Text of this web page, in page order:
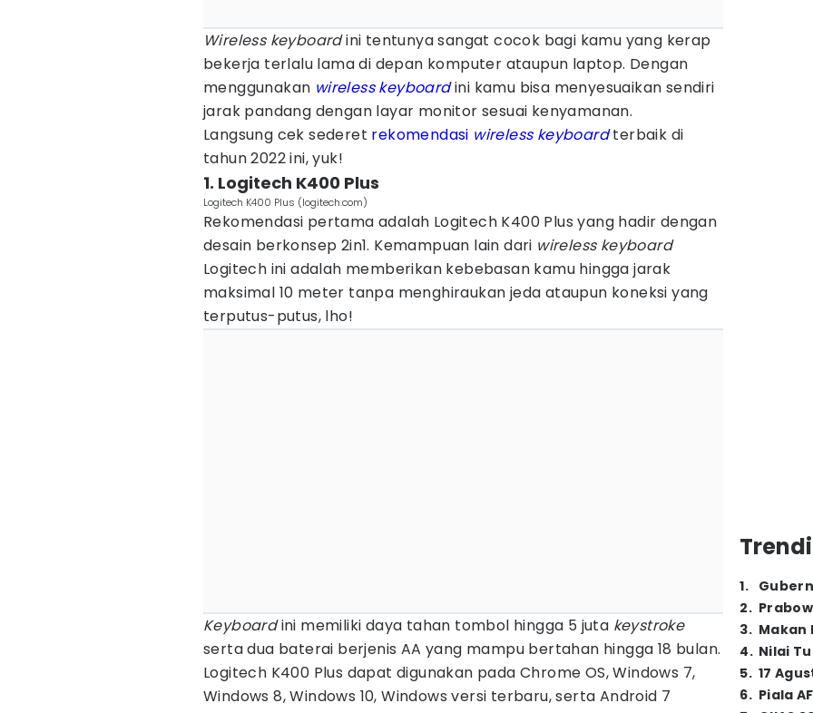
Wireless keyboardini tentunya sangat cocok bagi kamu yang kerap
bekerja terlalu lama di depan komputer ataupun laptop. Dengan
menggunakan wireless keyboardini kamu bisa menyesuaikan sendiri
jarak pandang dengan layar monitor sesuai kenyamanan.
Langsung cek sederet rekomendasi wireless keyboardterbaik di
tahun 2022 ini, yuk!
1. Logitech K400 Plus
Logitech K400 Plus (logitech.com)
Rekomendasi pertama adalah Logitech K400 Plus yang hadir dengan
desain berkonsep 2in1. Kemampuan lain dari wireless keyboard
Logitech ini adalah memberikan kebebasan kamu hingga jarak
maksimal 10 meter tanpa menghiraukan jeda ataupun koneksi yang
terputus-putus, lho!
Keyboardini memiliki daya tahan tombol hingga 5 juta keystroke
sertadua baterai berjenis AA yang mampu bertahan hingga 18 bulan.
Logitech K400 Plus dapat digunakan pada Chrome OS, Windows 7,
Windows 8, Windows 10, Windows versi terbaru, serta Android 7
1.
2.
3. Makan
4. Nilai
5. 17
6. Piala